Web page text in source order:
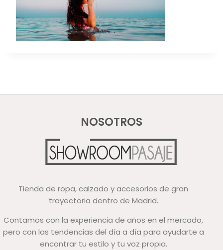
NOSOTROS
Tienda de ropa, calzado y accesorios de gran
trayectoria dentro de Madrid.
Contamos con la experiencia de años en el mercado,
pero con las tendencias del día a día para ayudarte a
encontrar tu estilo y tu voz propia.